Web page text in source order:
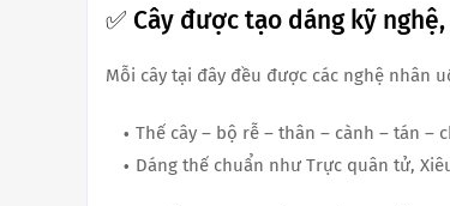
✅ Cây được tạo dáng kỹ
Mỗi cây tại đây đều được các nghệ nhân
Thế cây – bộ rễ – thân – cành – tán –
Dáng thế chuẩn như Trực quân tử,